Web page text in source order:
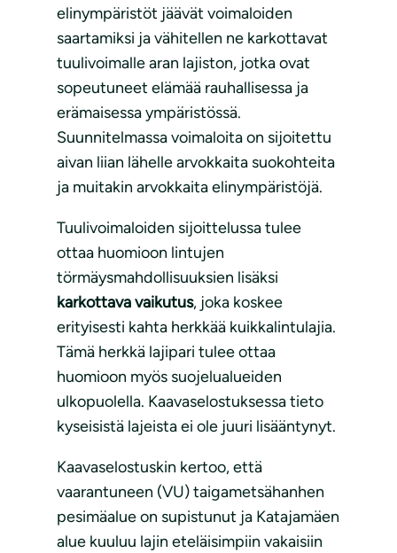
elinympäristöt jäävät voimaloiden
saartamiksi ja vähitellen ne karkottavat
tuulivoimalle aran lajiston, jotka ovat
sopeutuneet elämää rauhallisessa ja
erämaisessa ympäristössä.
Suunnitelmassa voimaloita on sijoitettu
aivan liian lähelle arvokkaita suokohteita
ja muitakin arvokkaita elinympäristöjä.
Tuulivoimaloiden sijoittelussa tulee
ottaa huomioon lintujen
törmäysmahdollisuuksien lisäksi
karkottava vaikutus, joka koskee
erityisesti kahta herkkää kuikkalintulajia.
Tämä herkkä lajipari tulee ottaa
huomioon myös suojelualueiden
ulkopuolella. Kaavaselostuksessa tieto
kyseisistä lajeista ei ole juuri lisääntynyt.
Kaavaselostuskin kertoo, että
vaarantuneen (VU) taigametsähanhen
pesimäalue on supistunut ja Katajamäen
alue kuuluu lajin eteläisimpiin vakaisiin